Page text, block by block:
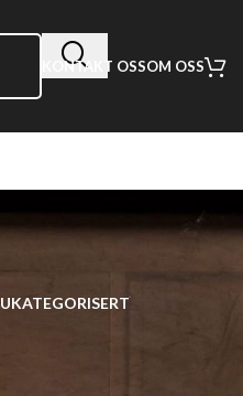
KONTAKT OSSOM OSS
UKATEGORISERT